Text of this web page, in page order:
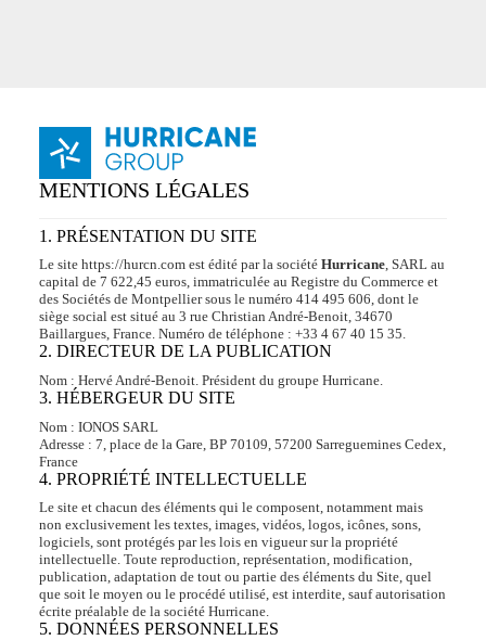
MENTIONS LÉGALES
1. PRÉSENTATION DU SITE
Le site https://hurcn.com est édité par la société Hurricane, SARL au
capital de 7 622,45 euros, immatriculée au Registre du Commerce et
des Sociétés de Montpellier sous le numéro 414 495 606, dont le
siège social est situé au 3 rue Christian André-Benoit, 34670
Baillargues, France. Numéro de téléphone : +33 4 67 40 15 35.
2. DIRECTEUR DE LA PUBLICATION
Nom : Hervé André-Benoit. Président du groupe Hurricane.
3. HÉBERGEUR DU SITE
Nom : IONOS SARL
Adresse : 7, place de la Gare, BP 70109, 57200 Sarreguemines Cedex,
France
4. PROPRIÉTÉ INTELLECTUELLE
Le site et chacun des éléments qui le composent, notamment mais
non exclusivement les textes, images, vidéos, logos, icônes, sons,
logiciels, sont protégés par les lois en vigueur sur la propriété
intellectuelle. Toute reproduction, représentation, modification,
publication, adaptation de tout ou partie des éléments du Site, quel
que soit le moyen ou le procédé utilisé, est interdite, sauf autorisation
écrite préalable de la société Hurricane.
5. DONNÉES PERSONNELLES